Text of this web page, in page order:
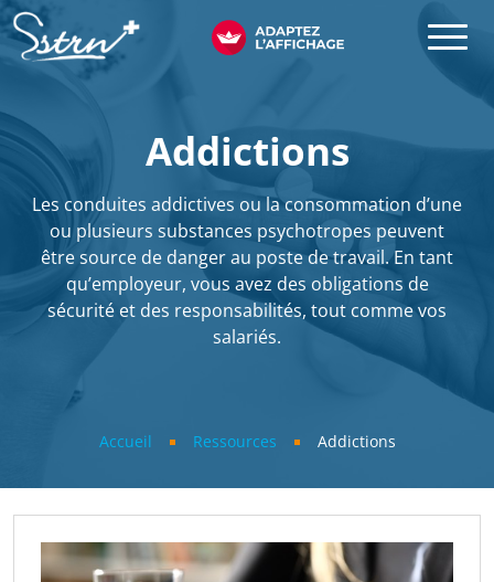
Aller au contenu principal
SSTRN
Addictions
Les conduites addictives ou la consommation d’une
ou plusieurs substances psychotropes peuvent
être source de danger au poste de travail. En tant
qu’employeur, vous avez des obligations de
sécurité et des responsabilités, tout comme vos
salariés.
Fil d'Ariane
Accueil Ressources Addictions